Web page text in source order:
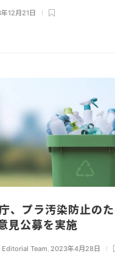
12月21日
、プラ汚染防止の
見公募を実施
Team 2023年4月28日